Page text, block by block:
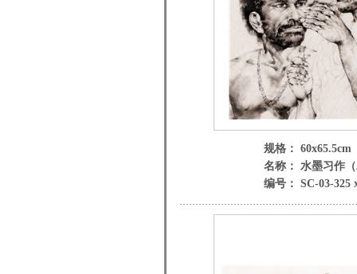
规格： 60x65.5cm
名称： 水墨习作
编号： SC-03-325